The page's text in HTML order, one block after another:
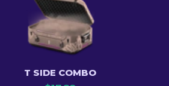
T SIDE COMBO